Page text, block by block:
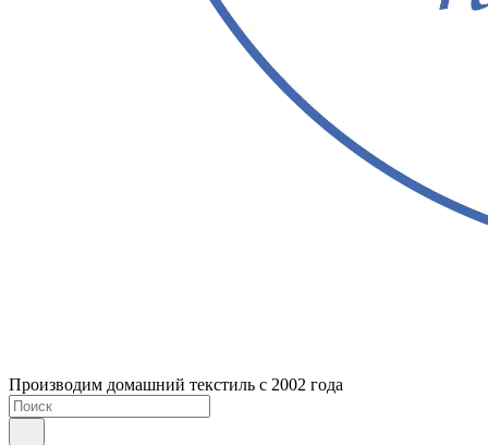
Производим домашний текстиль с 2002 года